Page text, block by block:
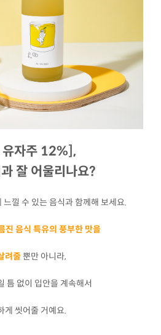
유자주 12%],
잘 어울리나요?
낄 수 있는 음식과 함께해 보세요.
진 음식 특유의 풍부한 맛을
려줄뿐만 아니라,
틈 없이 입안을 계속해서
게 씻어줄 거예요.